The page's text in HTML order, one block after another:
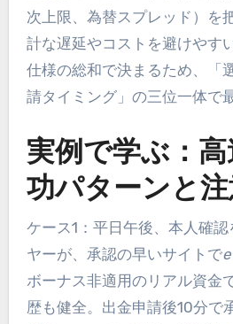
次上限、為替スプレッド）を
計な遅延やコストを避けやすい
仕様の総和で決まるため、「
請タイミング」の三位一体で
実例で学ぶ：
功パターンと
ケース1：平日午後、本人確
ヤーが、承認の早いサイトで
ボーナス非適用のリアル資金
歴も健全。出金申請後10分で